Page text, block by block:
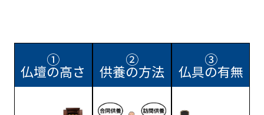
①
仏壇の高さ
②
供養の方法
③
仏具の有無